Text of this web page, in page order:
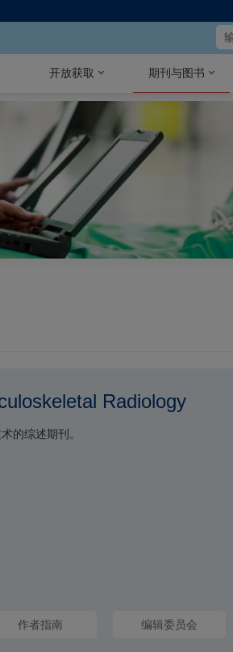
开放获取 期刊与图书
Radiology
的综述期刊。
作者指南 编辑委员会